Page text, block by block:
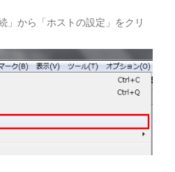
」から「ホストの設定」をクリ